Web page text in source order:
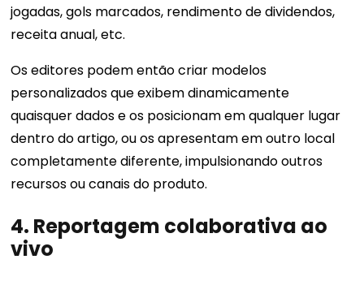
jogadas, gols marcados, rendimento de dividendos,
receita anual, etc.
Os editores podem então criar modelos
personalizados que exibem dinamicamente
quaisquer dados e os posicionam em qualquer lugar
dentro do artigo, ou os apresentam em outro local
completamente diferente, impulsionando outros
recursos ou canais do produto.
4. Reportagem colaborativa ao
vivo